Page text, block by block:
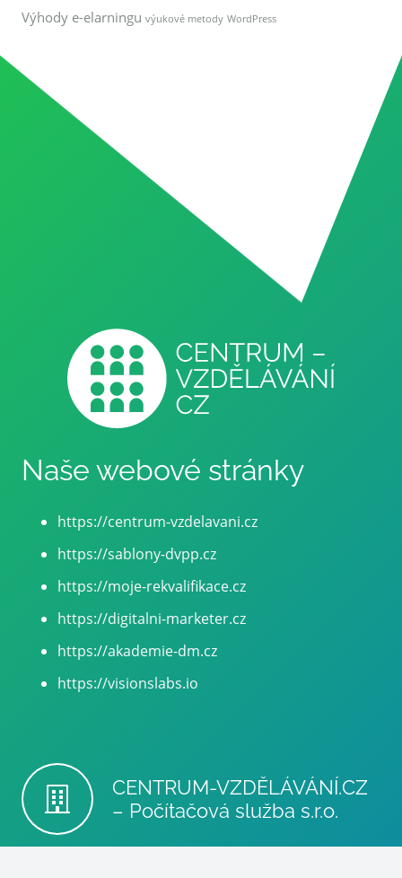
Výhody e-elarningu výukové metody WordPress
Naše webové stránky
https://centrum-vzdelavani.cz
https://sablony-dvpp.cz
https://moje-rekvalifikace.cz
https://digitalni-marketer.cz
https://akademie-dm.cz
https://visionslabs.io
CENTRUM-VZDĚLÁVÁNÍ.CZ
– Počítačová služba s.r.o.